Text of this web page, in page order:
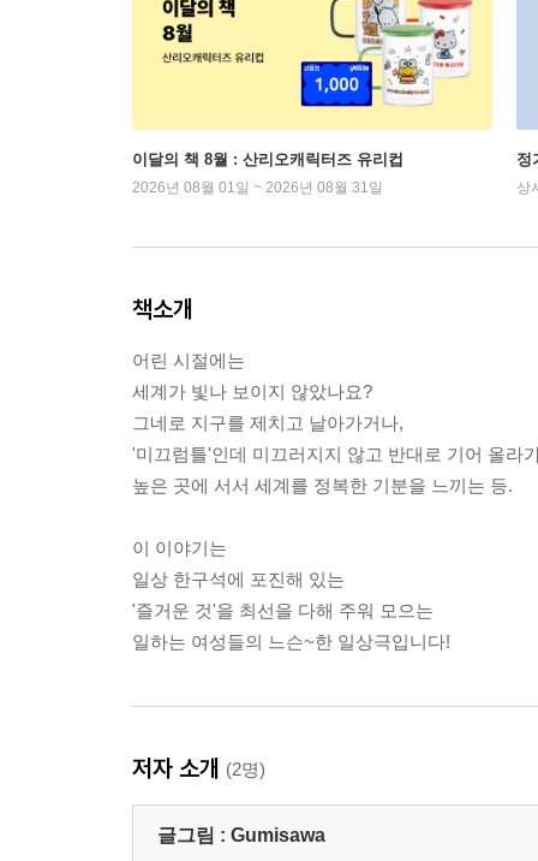
이달의 책 8월 : 산리오캐릭터즈 유리컵
2026년 08월 01일 ~ 2026년 08월 31일
정
상
책소개
어린 시절에는
세계가 빛나 보이지 않았나요?
그네로 지구를 제치고 날아가거나,
'미끄럼틀'인데 미끄러지지 않고 반대로 기어 올라
높은 곳에 서서 세계를 정복한 기분을 느끼는 등.
이 이야기는
일상 한구석에 포진해 있는
'즐거운 것'을 최선을 다해 주워 모으는
일하는 여성들의 느슨~한 일상극입니다!
저자 소개 (2명)
글그림 : Gumisawa